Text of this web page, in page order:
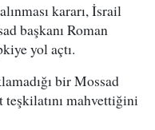
kararı, İsrail
başkanı Roman
yol açtı.
bir Mossad
mahvettiğini